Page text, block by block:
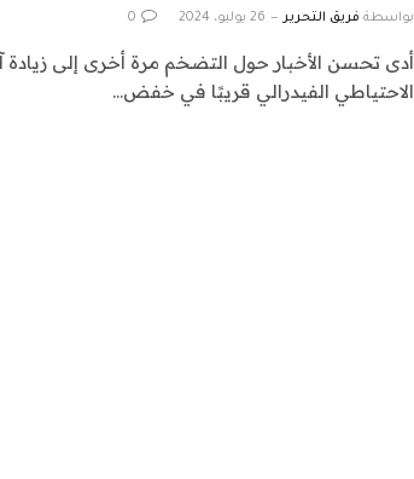
بواسطة فريق التحرير 26 يوليو، 2024 0
أدى تحسن الأخبار حول التضخم مرة أخرى إلى زيادة
الاحتياطي الفيدرالي قريبًا في خفض…